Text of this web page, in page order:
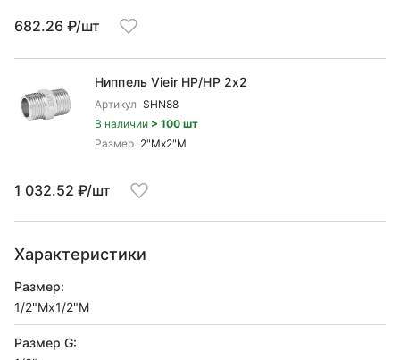
682.26 ₽/шт
Ниппель Vieir НР/НР 2x2
Артикул SHN88
В наличии > 100 шт
Размер 2"Mx2"М
1 032.52 ₽/шт
Характеристики
Размер:
1/2"Mx1/2"М
Размер G: